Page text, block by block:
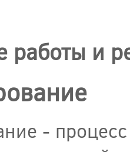
работы и
-